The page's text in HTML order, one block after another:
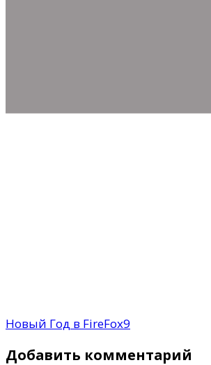
Новый Год в FireFox9
Добавить комментарий